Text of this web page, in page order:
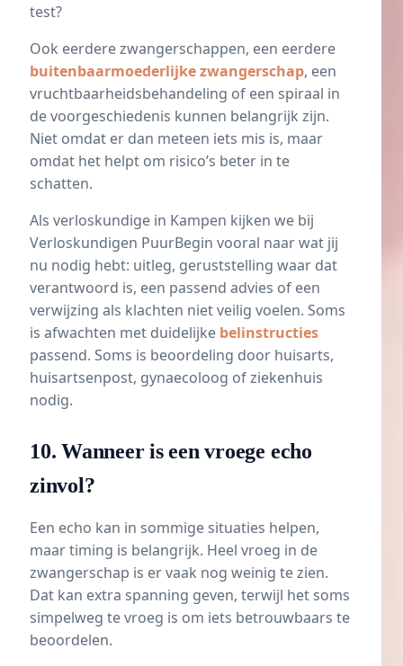
test?
Ook eerdere zwangerschappen, een eerdere
buitenbaarmoederlijke zwangerschap, een
vruchtbaarheidsbehandeling of een spiraal in
de voorgeschiedenis kunnen belangrijk zijn.
Niet omdat er dan meteen iets mis is, maar
omdat het helpt om risico’s beter in te
schatten.
Als verloskundige in Kampen kijken we bij
Verloskundigen PuurBegin vooral naar wat jij
nu nodig hebt: uitleg, geruststelling waar dat
verantwoord is, een passend advies of een
verwijzing als klachten niet veilig voelen. Soms
is afwachten met duidelijke belinstructies
passend. Soms is beoordeling door huisarts,
huisartsenpost, gynaecoloog of ziekenhuis
nodig.
10. Wanneer is een vroege echo
zinvol?
Een echo kan in sommige situaties helpen,
maar timing is belangrijk. Heel vroeg in de
zwangerschap is er vaak nog weinig te zien.
Dat kan extra spanning geven, terwijl het soms
simpelweg te vroeg is om iets betrouwbaars te
beoordelen.